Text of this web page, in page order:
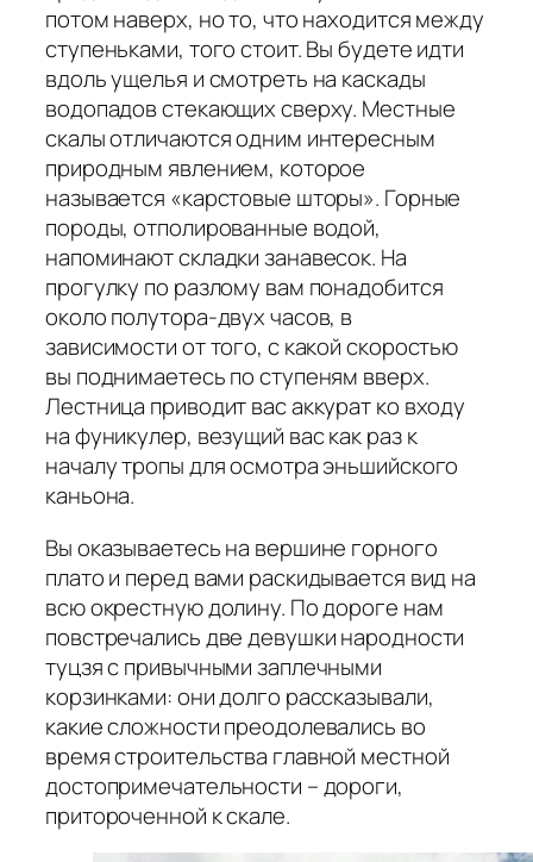
потом наверх, но то, что находится между
ступеньками, того стоит. Вы будете идти
вдоль ущелья и смотреть на каскады
водопадов стекающих сверху. Местные
скалы отличаются одним интересным
природным явлением, которое
называется «карстовые шторы». Горные
породы, отполированные водой,
напоминают складки занавесок. На
прогулку по разлому вам понадобится
около полутора-двух часов, в
зависимости от того, с какой скоростью
вы поднимаетесь по ступеням вверх.
Лестница приводит вас аккурат ко входу
на фуникулер, везущий вас как раз к
началу тропы для осмотра эньшийского
каньона.
Вы оказываетесь на вершине горного
плато и перед вами раскидывается вид на
всю окрестную долину. По дороге нам
повстречались две девушки народности
туцзя с привычными заплечными
корзинками: они долго рассказывали,
какие сложности преодолевались во
время строительства главной местной
достопримечательности – дороги,
притороченной к скале.